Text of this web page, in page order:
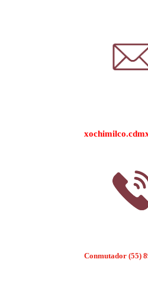
Conmutador (55)